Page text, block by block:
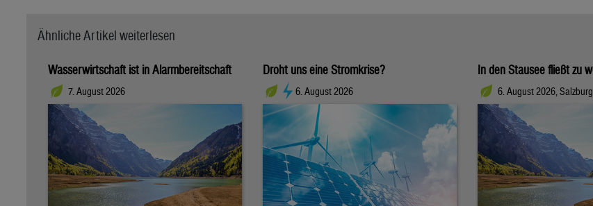
Ähnliche Artikel weiterlesen
Wasserwirtschaft ist in Alarmbereitschaft
7. August 2026
Droht uns eine Stromkrise?
6. August 2026
In den Stausee fließt zu
6. August 2026, Salzburg